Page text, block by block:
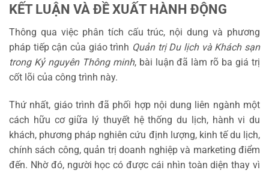
KẾT LUẬN VÀ ĐỀ XUẤT HÀNH ĐỘNG
Thông qua việc phân tích cấu trúc, nội dung và phương
pháp tiếp cận của giáo trình Quản trị Du lịch và Khách sạn
trong Kỷ nguyên Thông minh, bài luận đã làm rõ ba giá trị
cốt lõi của công trình này.
Thứ nhất, giáo trình đã phối hợp nội dung liên ngành một
cách hữu cơ giữa lý thuyết hệ thống du lịch, hành vi du
khách, phương pháp nghiên cứu định lượng, kinh tế du lịch,
chính sách công, quản trị doanh nghiệp và marketing điểm
đến. Nhờ đó, người học có được cái nhìn toàn diện thay vì